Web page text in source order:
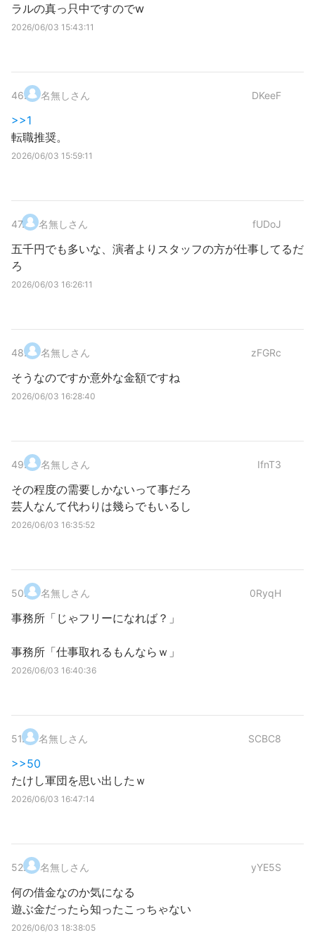
ラルの真っ只中ですのでw
2026/06/03 15:43:11
46. 名無しさん DKeeF
>>1
転職推奨。
2026/06/03 15:59:11
47. 名無しさん fUDoJ
五千円でも多いな、演者よりスタッフの方が仕事してるだ
ろ
2026/06/03 16:26:11
48. 名無しさん zFGRc
そうなのですか意外な金額ですね
2026/06/03 16:28:40
49. 名無しさん IfnT3
その程度の需要しかないって事だろ
芸人なんて代わりは幾らでもいるし
2026/06/03 16:35:52
50. 名無しさん 0RyqH
事務所「じゃフリーになれば？」
事務所「仕事取れるもんならｗ」
2026/06/03 16:40:36
51. 名無しさん SCBC8
>>50
たけし軍団を思い出したｗ
2026/06/03 16:47:14
52. 名無しさん yYE5S
何の借金なのか気になる
遊ぶ金だったら知ったこっちゃない
2026/06/03 18:38:05